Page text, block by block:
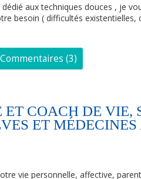
aux techniques douces , je
besoin ( difficultés
Commentaires (3)
ET COACH DE VIE,
ET
vie personnelle, affective,